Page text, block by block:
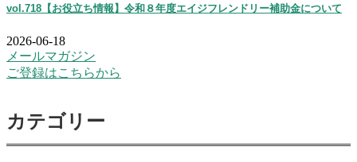
vol.718【お役立ち情報】令和８年度エイジフレンドリー補助金について
2026-06-18
メールマガジン
ご登録はこちらから
カテゴリー